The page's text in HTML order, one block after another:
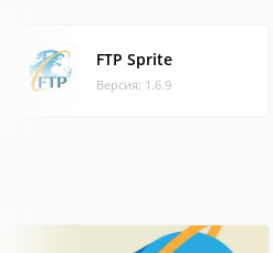
FTP Sprite
Версия: 1.6.9